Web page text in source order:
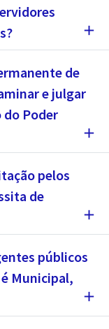
add
de
e julgar
Poder
add
add
públicos
Municipal,
add